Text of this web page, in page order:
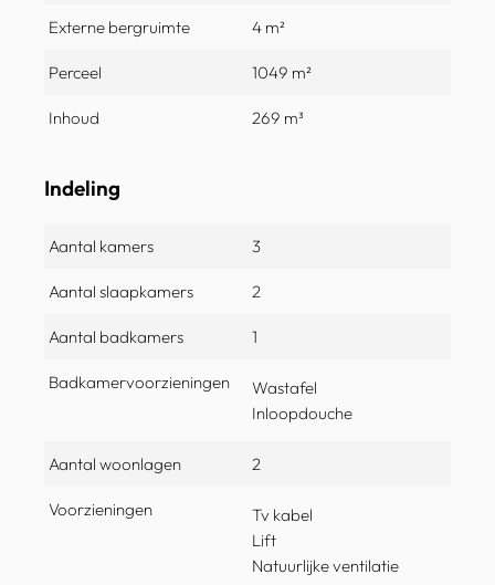
Externe bergruimte 4 m²
Perceel 1049 m²
Inhoud 269 m³
Indeling
Aantal kamers 3
Aantal slaapkamers 2
Aantal badkamers 1
Badkamervoorzieningen
Wastafel
Inloopdouche
Aantal woonlagen 2
Voorzieningen
Tv kabel
Lift
Natuurlijke ventilatie